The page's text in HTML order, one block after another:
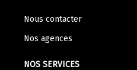
Nous contacter
Nos agences
NOS SERVICES